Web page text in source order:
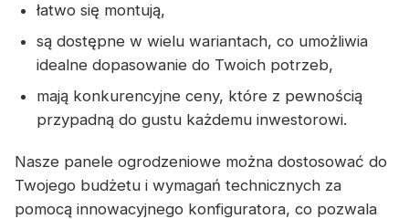
łatwo się montują,
są dostępne w wielu wariantach, co umożliwia
idealne dopasowanie do Twoich potrzeb,
mają konkurencyjne ceny, które z pewnością
przypadną do gustu każdemu inwestorowi.
Nasze panele ogrodzeniowe można dostosować do
Twojego budżetu i wymagań technicznych za
pomocą innowacyjnego konfiguratora, co pozwala